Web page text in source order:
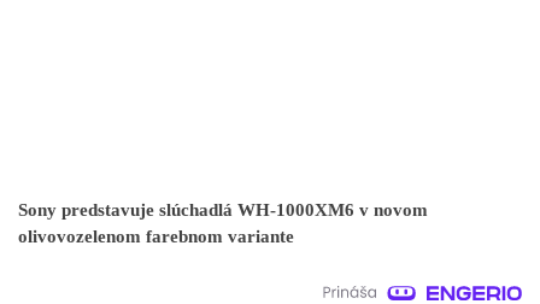
Sony predstavuje slúchadlá WH-1000XM6 v novom
olivovozelenom farebnom variante